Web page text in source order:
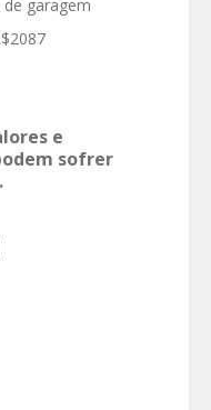
garagem
e
sofrer